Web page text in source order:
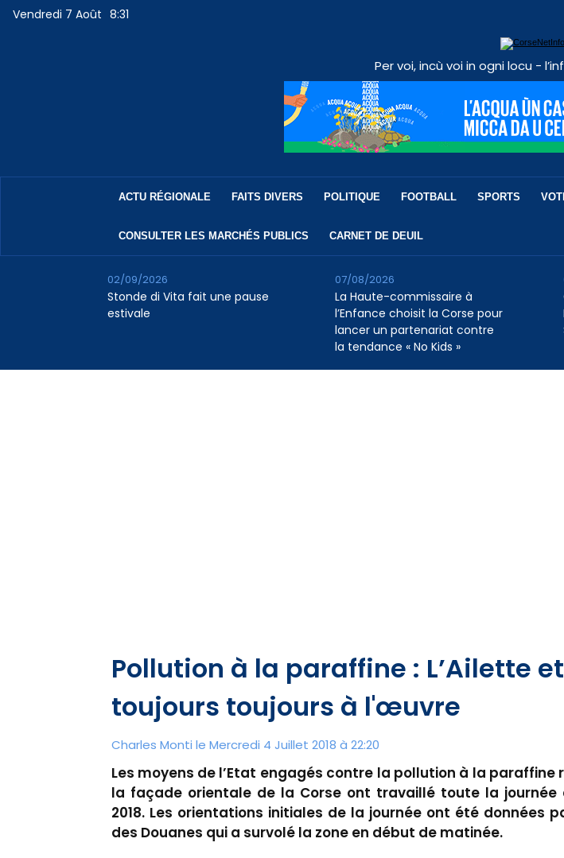
Vendredi 7 Août 8:31
Per voi, incù voi in ogni locu -
ACTU RÉGIONALE FAITS DIVERS POLITIQUE FOOTBALL SPORTS
CONSULTER LES MARCHÉS PUBLICS CARNET DE DEUIL
Stonde di Vita fait une pause
estivale
02/09/2026
La Haute-commissaire à
l’Enfance choisit la Corse pour
lancer un partenariat contre
la tendance « No Kids »
07/08/2026
Pollution à la paraffine : L’Ailette et
toujours toujours à l'œuvre
Charles Monti le Mercredi 4 Juillet 2018 à 22:20
Les moyens de l’Etat engagés contre la pollution à la paraffine
la façade orientale de la Corse ont travaillé toute la journée
2018. Les orientations initiales de la journée ont été données
des Douanes qui a survolé la zone en début de matinée.